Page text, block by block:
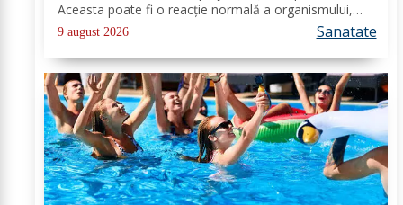
Aceasta poate fi o reacție normală a organismului,
deoarece majoritatea oamenilor au o preferință
pentru dulceață. Cu toate...
9 august 2026 Sanatate